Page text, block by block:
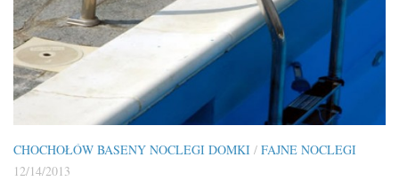
CHOCHOŁÓW BASENY NOCLEGI DOMKI / FAJNE NOCLEGI
12/14/2013